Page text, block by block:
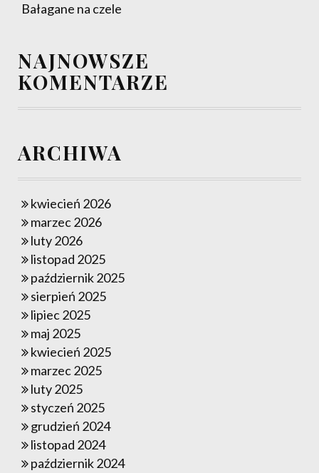
Bałagane na czele
NAJNOWSZE
KOMENTARZE
ARCHIWA
kwiecień 2026
marzec 2026
luty 2026
listopad 2025
październik 2025
sierpień 2025
lipiec 2025
maj 2025
kwiecień 2025
marzec 2025
luty 2025
styczeń 2025
grudzień 2024
listopad 2024
październik 2024